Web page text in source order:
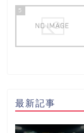
5
最新記事